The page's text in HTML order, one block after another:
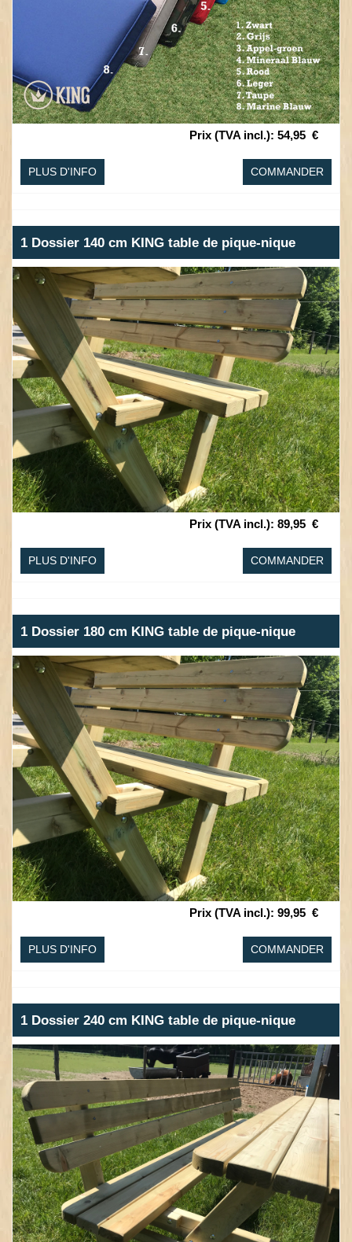
Prix (TVA incl.): 54,95 €
PLUS D'INFO COMMANDER
1 Dossier 140 cm KING table de pique-nique
Prix (TVA incl.): 89,95 €
PLUS D'INFO COMMANDER
1 Dossier 180 cm KING table de pique-nique
Prix (TVA incl.): 99,95 €
PLUS D'INFO COMMANDER
1 Dossier 240 cm KING table de pique-nique